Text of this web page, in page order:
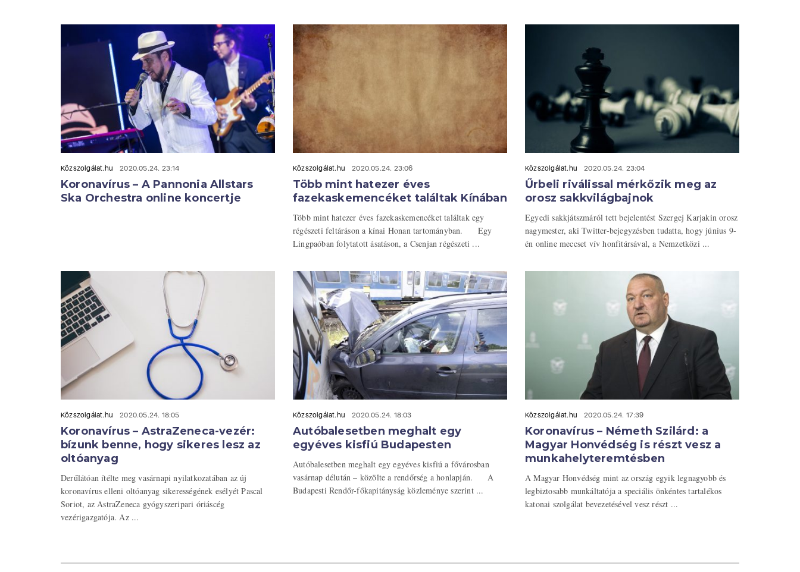
Közszolgálat.hu 2020.05.24. 23:14
Koronavírus – A Pannonia Allstars
Ska Orchestra online koncertje
Közszolgálat.hu 2020.05.24. 23:06
Több mint hatezer éves
fazekaskemencéket találtak Kínában
Több mint hatezer éves fazekaskemencéket találtak egy
régészeti feltáráson a kínai Honan tartományban. Egy
Lingpaóban folytatott ásatáson, a Csenjan régészeti ...
Közszolgálat.hu 2020.05.24. 23:04
Űrbeli riválissal mérkőzik meg az
orosz sakkvilágbajnok
Egyedi sakkjátszmáról tett bejelentést Szergej Karjakin orosz
nagymester, aki Twitter-bejegyzésben tudatta, hogy június 9-
én online meccset vív honfitársával, a Nemzetközi ...
Közszolgálat.hu 2020.05.24. 18:05
Koronavírus – AstraZeneca-vezér:
bízunk benne, hogy sikeres lesz az
oltóanyag
Derűlátóan ítélte meg vasárnapi nyilatkozatában az új
koronavírus elleni oltóanyag sikerességének esélyét Pascal
Soriot, az AstraZeneca gyógyszeripari óriáscég
vezérigazgatója. Az ...
Közszolgálat.hu 2020.05.24. 18:03
Autóbalesetben meghalt egy
egyéves kisfiú Budapesten
Autóbalesetben meghalt egy egyéves kisfiú a fővárosban
vasárnap délután – közölte a rendőrség a honlapján. A
Budapesti Rendőr-főkapitányság közleménye szerint ...
Közszolgálat.hu 2020.05.24. 17:39
Koronavírus – Németh Szilárd: a
Magyar Honvédség is részt vesz a
munkahelyteremtésben
A Magyar Honvédség mint az ország egyik legnagyobb és
legbiztosabb munkáltatója a speciális önkéntes tartalékos
katonai szolgálat bevezetésével vesz részt ...